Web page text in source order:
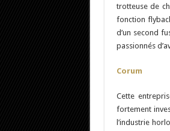
trotteuse de
fonction
d’un second
passionnés
Corum
Cette
fortement
l’industrie